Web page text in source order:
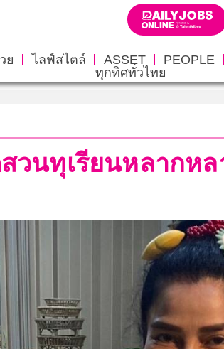
ย ไลฟ์สไตล์ ASSET PEOPLE
ทุกทิศทั่วไทย
วนทุเรียนหลากห